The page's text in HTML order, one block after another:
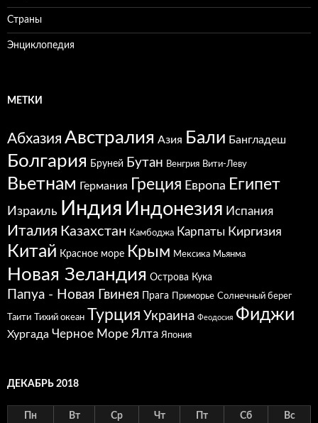
Страны
Энциклопедия
МЕТКИ
Абхазия Австралия Азия Бали Бангладеш
Болгария Бруней Бутан Венгрия Вити-Леву
Вьетнам Германия Греция Европа Египет
Израиль Индия Индонезия Испания
Италия Казахстан Камбоджа Карпаты Киргизия
Китай Красное море Крым Мексика Мьянма
Новая Зеландия Острова Кука
Папуа - Новая Гвинея Прага Приморье Солнечный берег
Таити Тихий океан Турция Украина Феодосия Фиджи
Хургада Черное Море Ялта Япония
ДЕКАБРЬ 2018
Пн Вт Ср Чт Пт Сб Вс